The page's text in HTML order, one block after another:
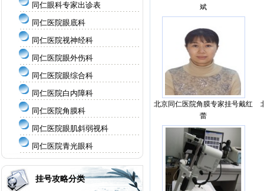
同仁眼科专家出诊表
同仁医院眼底科
同仁医院视神经科
同仁医院眼外伤科
同仁医院眼综合科
同仁医院白内障科
同仁医院角膜科
同仁医院眼肌斜弱视科
同仁医院青光眼科
挂号攻略分类
斌
北京同仁医院角膜专家挂号戴红
蕾